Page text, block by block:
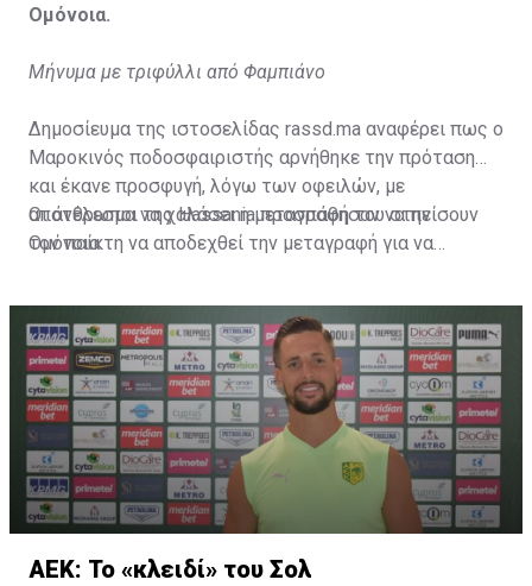
Ομόνοια.
Μήνυμα με τριφύλλι από Φαμπιάνο
Δημοσίευμα της ιστοσελίδας rassd.ma αναφέρει πως ο
Μαροκινός ποδοσφαιριστής αρνήθηκε την πρόταση
και έκανε προσφυγή, λόγω των οφειλών, με
αποτέλεσμα να χαλάσει η μεταγραφή του στην
Ομόνοια.
Οι άνθρωποι της Hassania προσπάθησαν να πείσουν
τον παίκτη να αποδεχθεί την μεταγραφή για να
μετακίνησή του, αλλά ο παίκτης αρνήθηκε και επέμεινε
να λύσει το συμβόλαιό του, ώστε να μετακομίσει
ελεύθερα σε οποιαδήποτε νέα ομάδα το τρέχον
καλοκαίρι.
ΑΕΚ: Το «κλειδί» του Σολ